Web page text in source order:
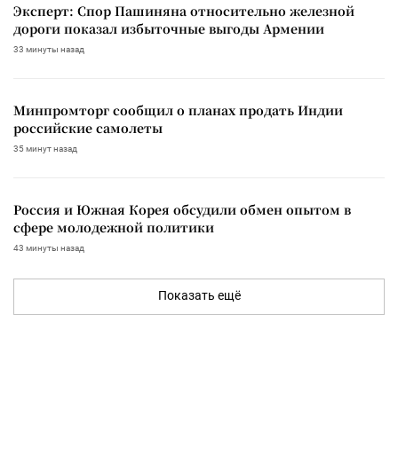
Эксперт: Спор Пашиняна относительно железной
дороги показал избыточные выгоды Армении
33 минуты назад
Минпромторг сообщил о планах продать Индии
российские самолеты
35 минут назад
Россия и Южная Корея обсудили обмен опытом в
сфере молодежной политики
43 минуты назад
Показать ещё